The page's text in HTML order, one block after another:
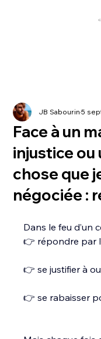
Face à un
injustice ou
chose que
négociée :
JB Sabourin5
Dans le feu d’un
👉 répondre par
👉 se justifier à
👉 se rabaisser